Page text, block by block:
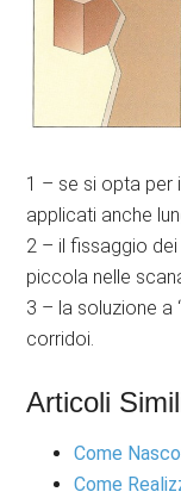
1 – se si opta per
applicati anche
2 – il fissaggio
piccola nelle
3 – la soluzione a
corridoi.
Articoli
Come
Come